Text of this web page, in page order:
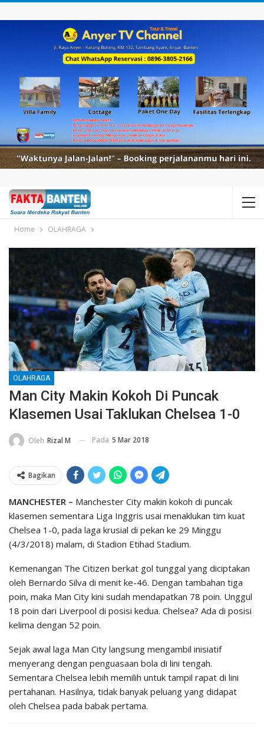
Home OLAHRAGA
OLAHRAGA
Man City Makin Kokoh Di Puncak
Klasemen Usai Taklukan Chelsea 1-0
Oleh Rizal M Pada 5 Mar 2018
Bagikan
MANCHESTER – Manchester City makin kokoh di puncak
klasemen sementara Liga Inggris usai menaklukan tim kuat
Chelsea 1-0, pada laga krusial di pekan ke 29 Minggu
(4/3/2018) malam, di Stadion Etihad Stadium.
Kemenangan The Citizen berkat gol tunggal yang diciptakan
oleh Bernardo Silva di menit ke-46. Dengan tambahan tiga
poin, maka Man City kini sudah mendapatkan 78 poin. Unggul
18 poin dari Liverpool di posisi kedua. Chelsea? Ada di posisi
kelima dengan 52 poin.
Sejak awal laga Man City langsung mengambil inisiatif
menyerang dengan penguasaan bola di lini tengah.
Sementara Chelsea lebih memilih untuk tampil rapat di lini
pertahanan. Hasilnya, tidak banyak peluang yang didapat
oleh Chelsea pada babak pertama.